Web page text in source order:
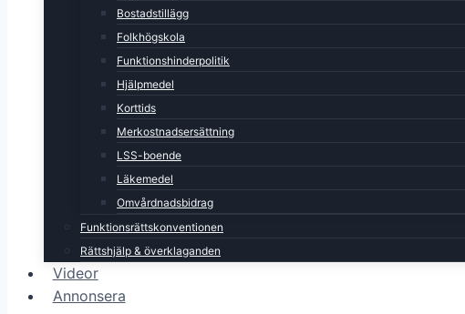
Bostadstillägg
Folkhögskola
Funktionshinderpolitik
Hjälpmedel
Korttids
Merkostnadsersättning
LSS-boende
Läkemedel
Omvårdnadsbidrag
Funktionsrättskonventionen
Rättshjälp & överklaganden
Videor
Annonsera